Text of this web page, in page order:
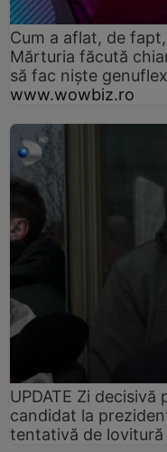
Cum a aflat, de
Mărturia făcută
să fac niște
www.wowbiz.ro
UPDATE Zi
candidat la
tentativă de lovitură